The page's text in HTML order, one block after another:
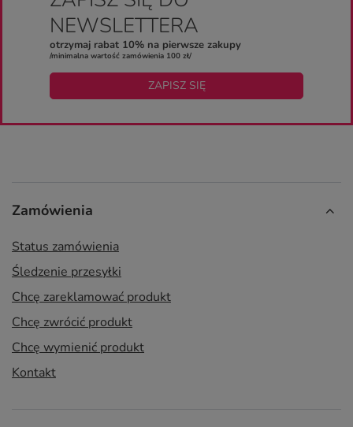
NEWSLETTERA
otrzymaj rabat 10% na pierwsze zakupy
/minimalna wartość zamówienia 100 zł/
ZAPISZ SIĘ
Zamówienia
Status zamówienia
Śledzenie przesyłki
Chcę zareklamować produkt
Chcę zwrócić produkt
Chcę wymienić produkt
Kontakt